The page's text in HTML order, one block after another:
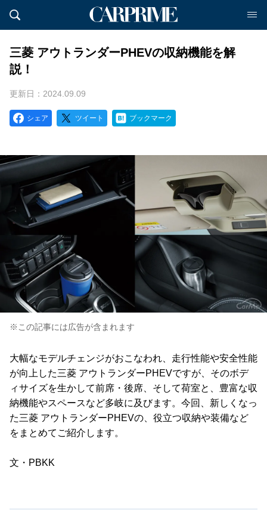
三菱 アウトランダーPHEVの収納機能を解
説！
更新日：2024.09.09
シェア ツイート ブックマーク
※この記事には広告が含まれます
大幅なモデルチェンジがおこなわれ、走行性能や安全性能
が向上した三菱 アウトランダーPHEVですが、そのボデ
ィサイズを生かして前席・後席、そして荷室と、豊富な収
納機能やスペースなど多岐に及びます。今回、新しくなっ
た三菱 アウトランダーPHEVの、役立つ収納や装備など
をまとめてご紹介します。
文・PBKK